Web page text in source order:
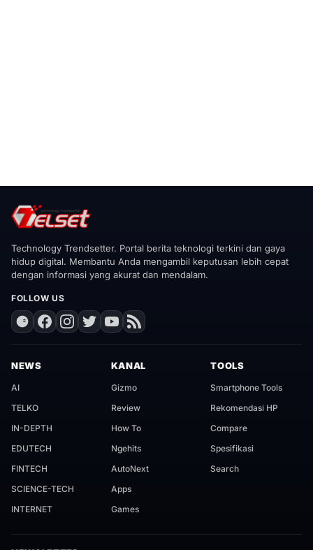
Technology Trendsetter. Portal berita teknologi terkini dan gaya
hidup digital. Membantu Anda mengambil keputusan lebih cepat
dengan informasi yang akurat dan mendalam.
FOLLOW US
NEWS
AI
TELKO
IN-DEPTH
EDUTECH
FINTECH
SCIENCE-TECH
INTERNET
KANAL
Gizmo
Review
How To
Ngehits
AutoNext
Apps
Games
TOOLS
Smartphone Tools
Rekomendasi HP
Compare
Spesifikasi
Search